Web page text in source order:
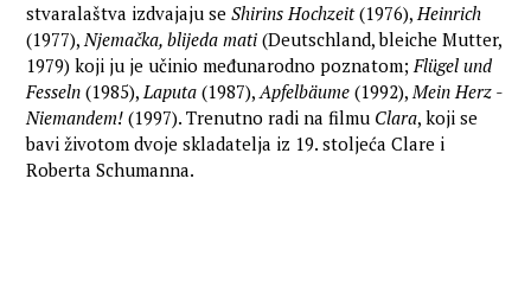
stvaralaštva izdvajaju seShirins Hochzeit(1976),Heinrich
(1977),Njemačka, blijeda mati (Deutschland, bleiche Mutter,
1979) koji ju je učinio međunarodno poznatom;Flügel und
Fesseln (1985),Laputa (1987),Apfelbäume (1992),Mein Herz -
Niemandem! (1997). Trenutno radi na filmu Clara, koji se
bavi životom dvoje skladatelja iz 19. stoljeća Clare i
Roberta Schumanna.